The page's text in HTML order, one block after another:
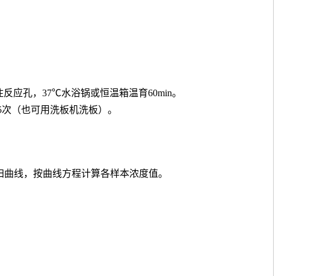
应孔，37℃水浴锅或恒温箱温育60min。
（也可用洗板机洗板）。
线，按曲线方程计算各样本浓度值。